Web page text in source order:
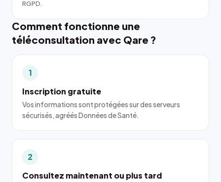
RGPD.
Comment fonctionne une
téléconsultation avec Qare ?
1
Inscription gratuite
Vos informations sont protégées sur des serveurs
sécurisés, agréés Données de Santé.
2
Consultez maintenant ou plus tard